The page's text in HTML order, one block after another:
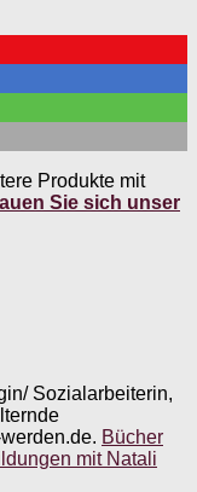
Produkte mit
Sie sich unser
Sozialarbeiterin,
Bücher
mit Natali